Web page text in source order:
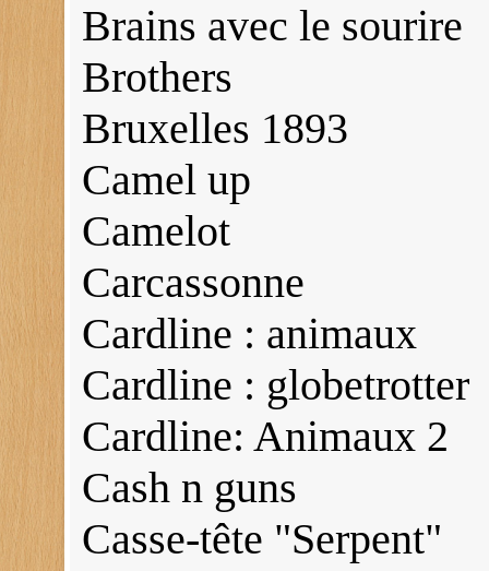
Brains avec le sourire
Brothers
Bruxelles 1893
Camel up
Camelot
Carcassonne
Cardline : animaux
Cardline : globetrotter
Cardline: Animaux 2
Cash n guns
Casse-tête "Serpent"